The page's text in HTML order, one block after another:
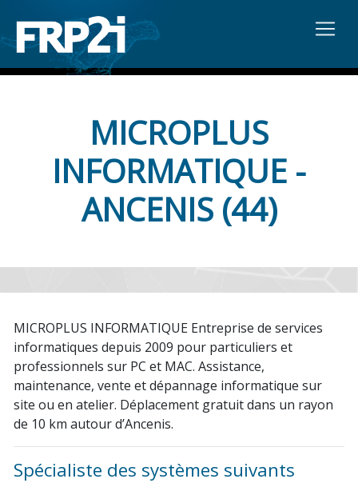
MICROPLUS
INFORMATIQUE -
ANCENIS (44)
MICROPLUS INFORMATIQUE Entreprise de services
informatiques depuis 2009 pour particuliers et
professionnels sur PC et MAC. Assistance,
maintenance, vente et dépannage informatique sur
site ou en atelier. Déplacement gratuit dans un rayon
de 10 km autour d’Ancenis.
Spécialiste des systèmes suivants